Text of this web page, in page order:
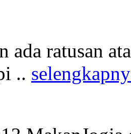
ada ratusan
..